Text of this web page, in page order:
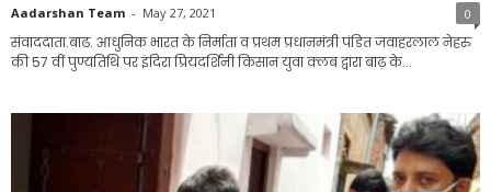
Aadarshan Team - May 27, 2021 0
संवाददाता.बाढ. आधुनिक भारत के निर्माता व प्रथम प्रधानमंत्री पंडित जवाहरलाल नेहरु
की 57 वीं पुण्यतिथि पर इंदिरा प्रियदर्शिनी किसान युवा क्लब द्वारा बाढ़ के...